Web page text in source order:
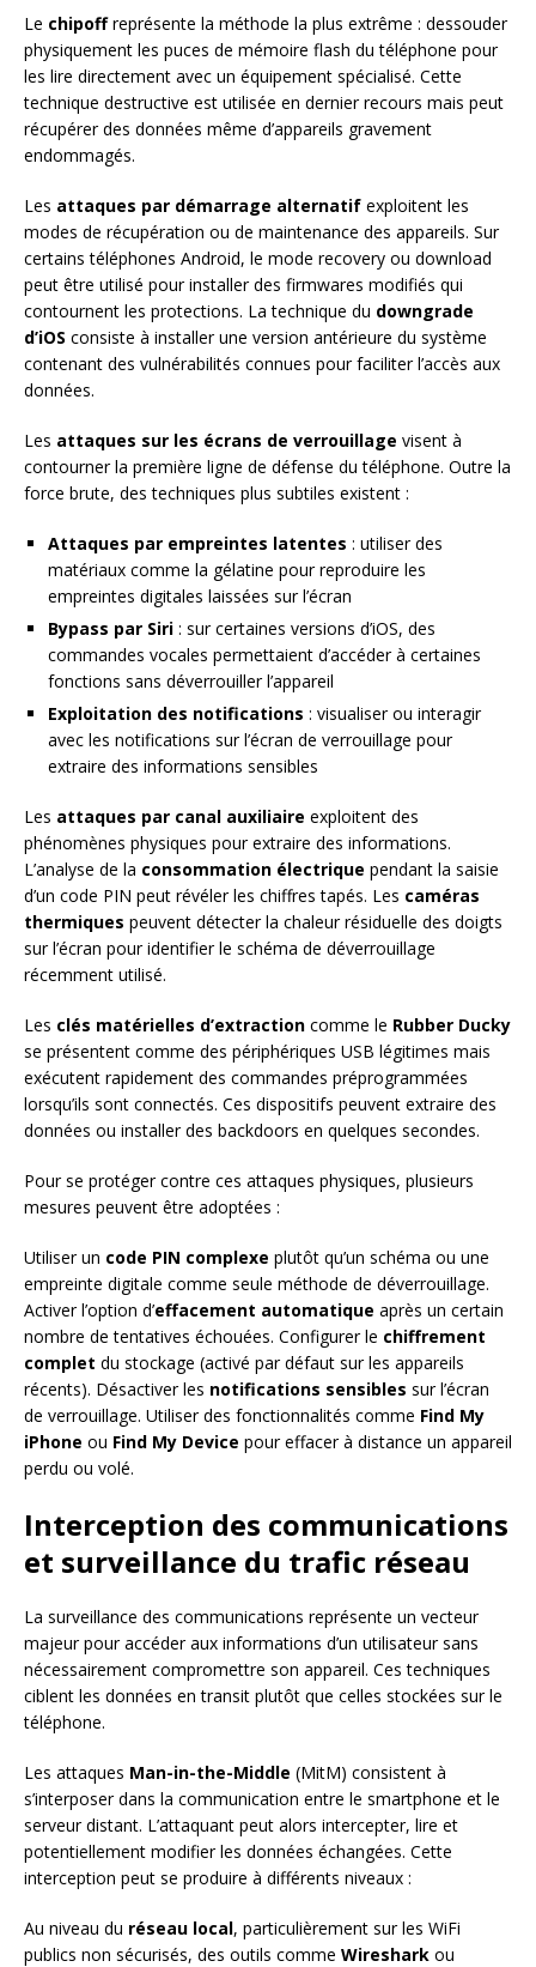
Le chipoffreprésente la méthode la plus extrême : dessouder
physiquement les puces de mémoire flash du téléphone pour
les lire directement avec un équipement spécialisé. Cette
technique destructive est utilisée en dernier recours mais peut
récupérer des données même d’appareils gravement
endommagés.
Les attaques par démarrage alternatif exploitent les
modes de récupération ou de maintenance des appareils. Sur
certains téléphones Android, le mode recovery ou download
peut être utilisé pour installer des firmwares modifiés qui
contournent les protections. La technique du downgrade
d’iOS consiste à installer une version antérieure du système
contenant des vulnérabilités connues pour faciliter l’accès aux
données.
Les attaques sur les écrans de verrouillage visent à
contourner la première ligne de défense du téléphone. Outre la
force brute, des techniques plus subtiles existent :
Attaques par empreintes latentes : utiliser des
matériaux comme la gélatine pour reproduire les
empreintes digitales laissées sur l’écran
Bypass par Siri : sur certaines versions d’iOS, des
commandes vocales permettaient d’accéder à certaines
fonctions sans déverrouiller l’appareil
Exploitation des notifications : visualiser ou interagir
avec les notifications sur l’écran de verrouillage pour
extraire des informations sensibles
Les attaques par canal auxiliaire exploitent des
phénomènes physiques pour extraire des informations.
L’analyse de la consommation électrique pendant la saisie
d’un code PIN peut révéler les chiffres tapés. Les caméras
thermiques peuvent détecter la chaleur résiduelle des doigts
sur l’écran pour identifier le schéma de déverrouillage
récemment utilisé.
Les clés matérielles d’extraction comme le Rubber Ducky
se présentent comme des périphériques USB légitimes mais
exécutent rapidement des commandes préprogrammées
lorsqu’ils sont connectés. Ces dispositifs peuvent extraire des
données ou installer des backdoors en quelques secondes.
Pour se protéger contre ces attaques physiques, plusieurs
mesures peuvent être adoptées :
Utiliser un code PIN complexe plutôt qu’un schéma ou une
empreinte digitale comme seule méthode de déverrouillage.
Activer l’option d’effacement automatique après un certain
nombre de tentatives échouées. Configurer le chiffrement
complet du stockage (activé par défaut sur les appareils
récents). Désactiver les notifications sensibles sur l’écran
de verrouillage. Utiliser des fonctionnalités comme Find My
iPhone ou Find My Device pour effacer à distance un appareil
perdu ou volé.
Interception des communications
et surveillance du trafic réseau
La surveillance des communications représente un vecteur
majeur pour accéder aux informations d’un utilisateur sans
nécessairement compromettre son appareil. Ces techniques
ciblent les données en transit plutôt que celles stockées sur le
téléphone.
Les attaques Man-in-the-Middle (MitM) consistent à
s’interposer dans la communication entre le smartphone et le
serveur distant. L’attaquant peut alors intercepter, lire et
potentiellement modifier les données échangées. Cette
interception peut se produire à différents niveaux :
Au niveau du réseau local, particulièrement sur les WiFi
publics non sécurisés, des outils comme Wireshark ou